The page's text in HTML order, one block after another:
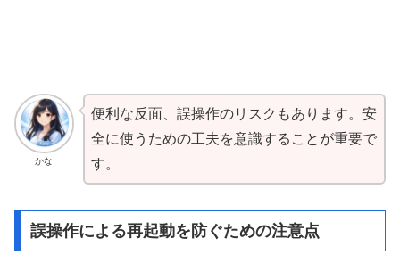
かな
便利な反面、誤操作のリスクもあります。安
全に使うための工夫を意識することが重要で
す。
誤操作による再起動を防ぐための注意点